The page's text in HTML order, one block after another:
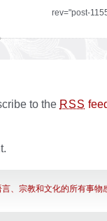
rev="post-
to the RSS
、宗教和文化的所有事物